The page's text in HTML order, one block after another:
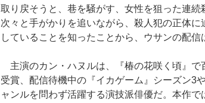
取り戻そうと、巷を騒がす、女性を狙った連続
次々と手がかりを追いながら、殺人犯の正体
していることを知ったことから、ウサンの配
主演のカン・ハヌルは、『椿の花咲く頃』で
受賞、配信待機中の『イカゲーム』シーズン3
ャンルを問わず活躍する演技派俳優だ。本作